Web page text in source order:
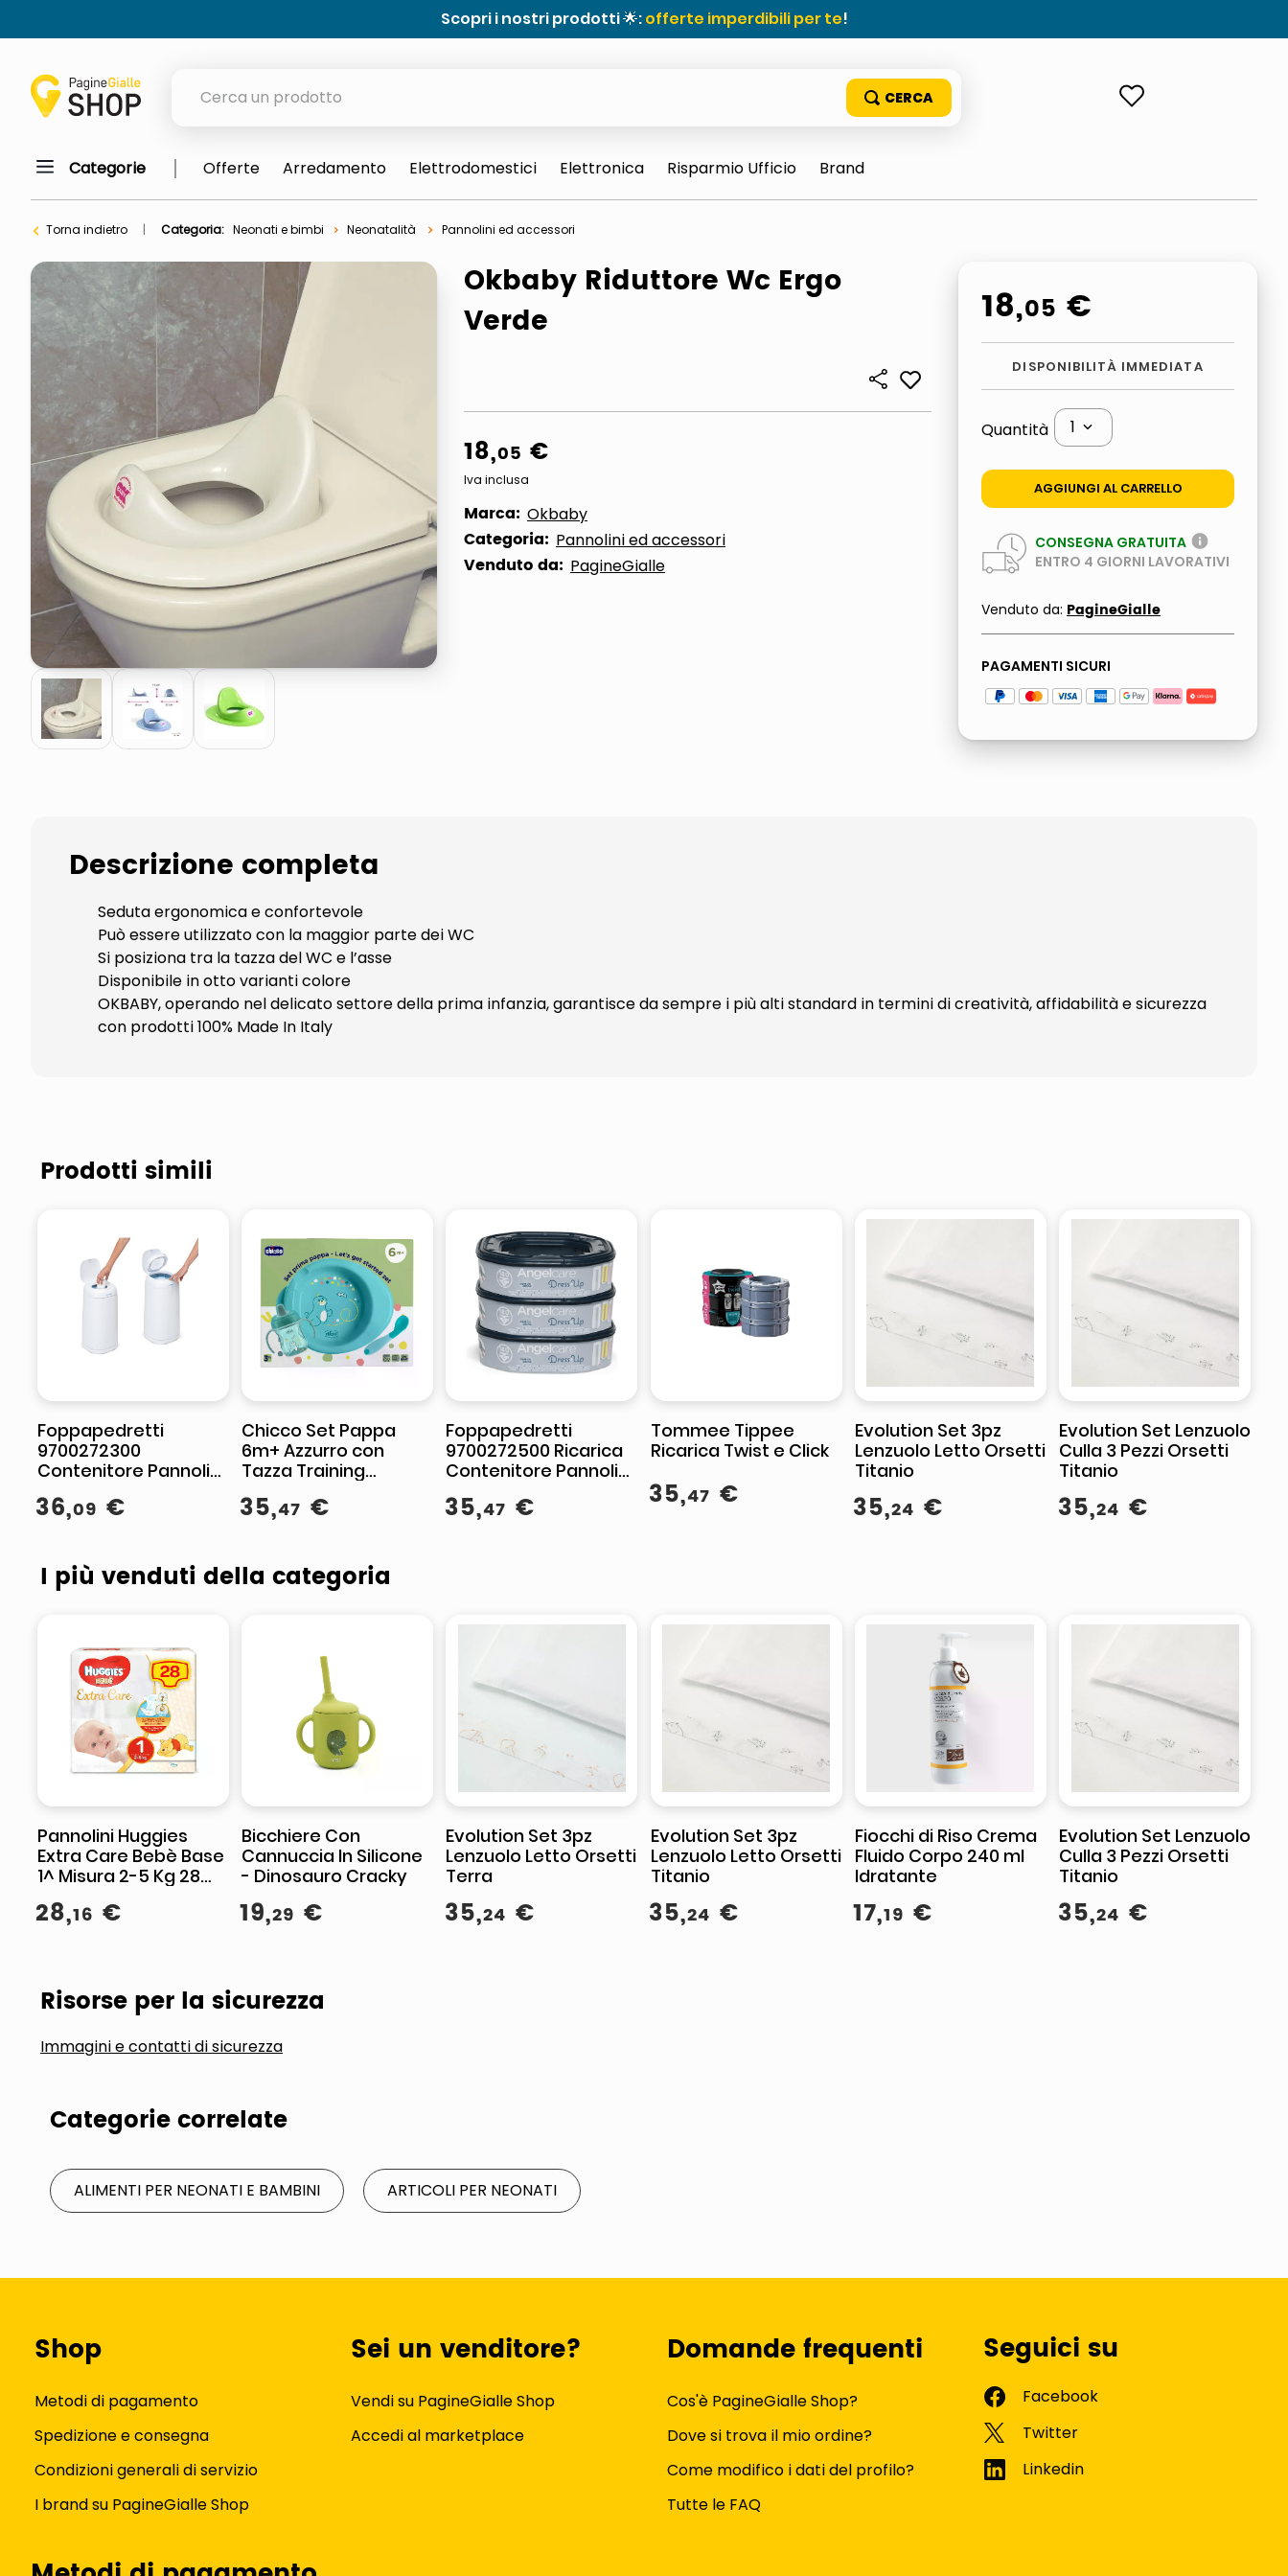
Scopri i nostri prodotti 🌟:offerte imperdibili per te!
meme
elenco
ombrelloni
italia independent occhiali sole 0703 thin rotondo sun
lucidatrice pavimenti
pattumiera raccolta differenziata
elenco telefonico
faro solare
Categorie Offerte Arredamento Elettrodomestici Elettronica Risparmio Ufficio Brand
Torna indietro Categoria: Neonati e bimbi Neonatalità Pannolini ed accessori
Okbaby Riduttore Wc Ergo
Verde
18,05 €
Iva inclusa
Marca: Okbaby
Categoria: Pannolini ed accessori
Venduto da: PagineGialle
18,05 €
DISPONIBILITÀ IMMEDIATA
Quantità 1
AGGIUNGI AL CARRELLO
CONSEGNA GRATUITA
ENTRO 4 GIORNI LAVORATIVI
Venduto da: PagineGialle
PAGAMENTI SICURI
Descrizione completa
Seduta ergonomica e confortevole
Può essere utilizzato con la maggior parte dei WC
Si posiziona tra la tazza del WC e l’asse
Disponibile in otto varianti colore
OKBABY, operando nel delicato settore della prima infanzia, garantisce da sempre i più alti standard in termini di creatività, affidabilità e sicurezza
con prodotti 100% Made In Italy
Prodotti simili
Foppapedretti
9700272300
Contenitore Pannolini
Angelcare miss k
Bianco
36,09 €
Chicco Set Pappa
6m+ Azzurro con
Tazza Training
Cucchiaio e Piatto
Termico
35,47 €
Foppapedretti
9700272500 Ricarica
Contenitore Pannolini
Angelcare miss
35,47 €
Tommee Tippee
Ricarica Twist e Click
35,47 €
Evolution Set 3pz
Lenzuolo Letto Orsetti
Titanio
35,24 €
Evolution Set Lenzuolo
Culla 3 Pezzi Orsetti
Titanio
35,24 €
I più venduti della categoria
Pannolini Huggies
Extra Care Bebè Base
1^ Misura 2-5 Kg 28
Pezzi
28,16 €
Bicchiere Con
Cannuccia In Silicone
- Dinosauro Cracky
19,29 €
Evolution Set 3pz
Lenzuolo Letto Orsetti
Terra
35,24 €
Evolution Set 3pz
Lenzuolo Letto Orsetti
Titanio
35,24 €
Fiocchi di Riso Crema
Fluido Corpo 240 ml
Idratante
17,19 €
Evolution Set Lenzuolo
Culla 3 Pezzi Orsetti
Titanio
35,24 €
Risorse per la sicurezza
Immagini e contatti di sicurezza
Categorie correlate
ALIMENTI PER NEONATI E BAMBINI ARTICOLI PER NEONATI
Shop
Metodi di pagamento
Spedizione e consegna
Condizioni generali di servizio
I brand su PagineGialle Shop
Sei un venditore?
Vendi su PagineGialle Shop
Accedi al marketplace
Domande frequenti
Cos'è PagineGialle Shop?
Dove si trova il mio ordine?
Come modifico i dati del profilo?
Tutte le FAQ
Seguici su